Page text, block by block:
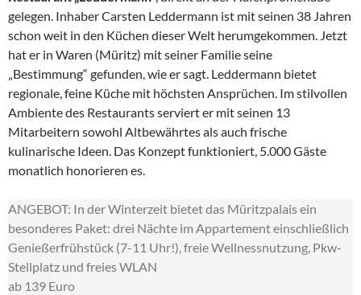
gelegen. Inhaber Carsten Leddermann ist mit seinen 38 Jahren
schon weit in den Küchen dieser Welt herumgekommen. Jetzt
hat er in Waren (Müritz) mit seiner Familie seine
„Bestimmung“ gefunden, wie er sagt. Leddermann bietet
regionale, feine Küche mit höchsten Ansprüchen. Im stilvollen
Ambiente des Restaurants serviert er mit seinen 13
Mitarbeitern sowohl Altbewährtes als auch frische
kulinarische Ideen. Das Konzept funktioniert, 5.000 Gäste
monatlich honorieren es.
ANGEBOT: In der Winterzeit bietet das Müritzpalais ein
besonderes Paket: drei Nächte im Appartement einschließlich
Genießerfrühstück (7-11 Uhr!), freie Wellnessnutzung, Pkw-
Stellplatz und freies WLAN
ab 139 Euro